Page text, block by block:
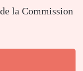
la Commission